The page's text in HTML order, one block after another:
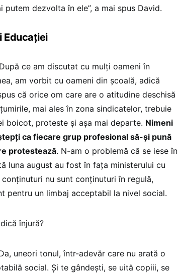
dezvolta în ele”, a mai spus David.
Educației
ce am discutat cu mulți oameni în
am vorbit cu oameni din școală, adică
că orice om care are o atitudine deschisă
mai ales în zona sindicatelor, trebuie
boicot, proteste și așa mai departe. Nimeni
ca fiecare grup profesional să-și pună
protestează. N-am o problemă că se iese în
luna august au fost în fața ministerului cu
nu sunt conținuturi în regulă,
pentru un limbaj acceptabil la nivel social.
înjură?
uneori tonul, într-adevăr care nu arată o
social. Și te gândești, se uită copiii, se